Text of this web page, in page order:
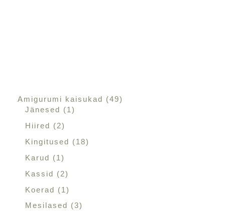
Amigurumi kaisukad
49
Jänesed
1
Hiired
2
Kingitused
18
Karud
1
Kassid
2
Koerad
1
Mesilased
3